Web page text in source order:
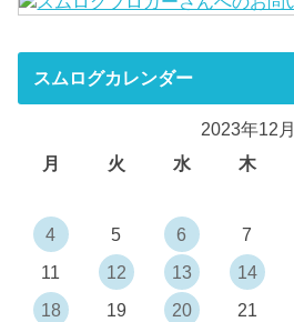
スムログカレンダー
2023年12月
月
火 水 木
4
5 6 7
11
12 13 14
18
19 20 21